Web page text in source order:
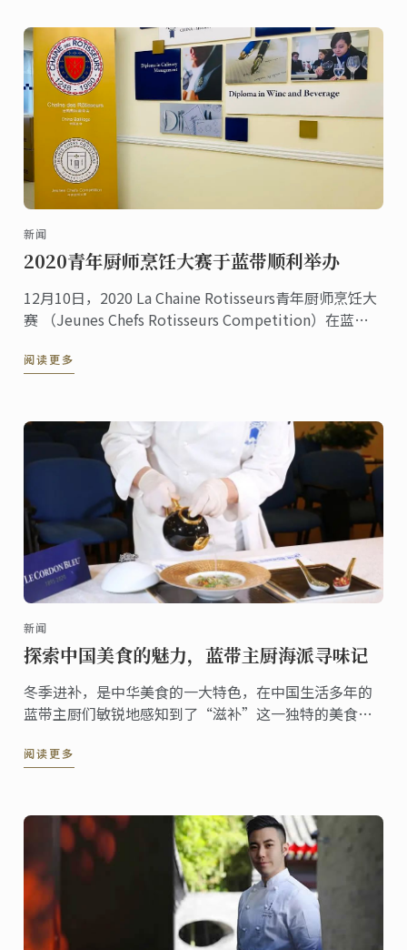
新闻
2020青年厨师烹饪大赛于蓝带顺利举办
12月10日，2020 La Chaine Rotisseurs青年厨师烹饪大
赛 （Jeunes Chefs Rotisseurs Competition）在蓝带
阅读更多
新闻
探索中国美食的魅力，蓝带主厨海派寻味记
冬季进补，是中华美食的一大特色，在中国生活多年的
蓝带主厨们敏锐地感知到了“滋补”这一独特的美食风
新的“海派食补三道式”，演绎了他眼中的中华美食。
阅读更多